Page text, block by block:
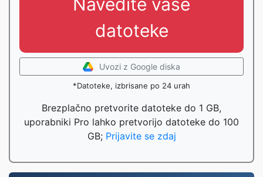
datoteke
Uvozi z Google diska
*Datoteke, izbrisane po 24 urah
Brezplačno pretvorite datoteke do 1 GB,
uporabniki Pro lahko pretvorijo datoteke do 100
GB; Prijavite se zdaj